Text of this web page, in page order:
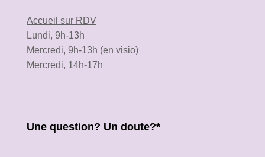
Accueil sur RDV
Lundi, 9h-13h
Mercredi, 9h-13h (en visio)
Mercredi, 14h-17h
Une question? Un doute?*